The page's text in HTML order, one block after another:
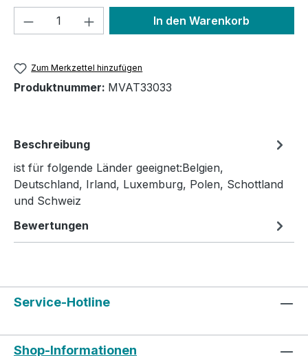
Produkt Anzahl: Gib denIn den Warenkorb
Zum Merkzettel hinzufügen
Produktnummer: MVAT33033
Beschreibung
ist für folgende Länder geeignet:Belgien,
Deutschland, Irland, Luxemburg, Polen, Schottland
und Schweiz
Bewertungen
Service-Hotline
Shop-Informationen